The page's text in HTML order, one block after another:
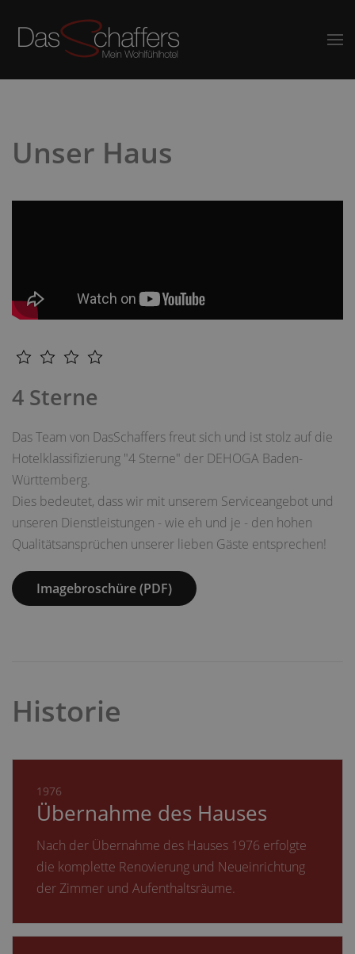
Unser Haus
4 Sterne
Das Team von DasSchaffers freut sich und ist stolz auf die
Hotelklassifizierung "4 Sterne" der DEHOGA Baden-
Württemberg.
Dies bedeutet, dass wir mit unserem Serviceangebot und
unseren Dienstleistungen - wie eh und je - den hohen
Qualitätsansprüchen unserer lieben Gäste entsprechen!
Imagebroschüre (PDF)
Historie
1976
Übernahme des Hauses
Nach der Übernahme des Hauses 1976 erfolgte
die komplette Renovierung und Neueinrichtung
der Zimmer und Aufenthaltsräume.